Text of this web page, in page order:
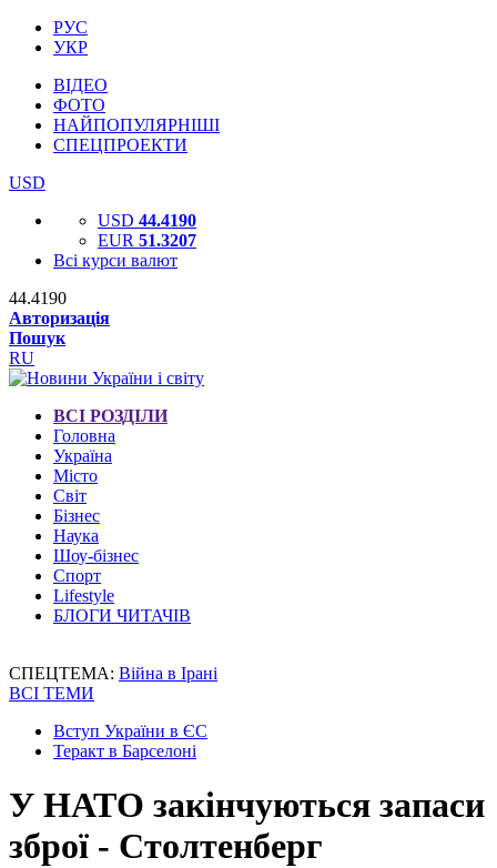
РУС
УКР
ВІДЕО
ФОТО
НАЙПОПУЛЯРНІШІ
СПЕЦПРОЕКТИ
USD
USD 44.4190
EUR 51.3207
Всі курси валют
44.4190
Авторизація
Пошук
RU
ВСІ РОЗДІЛИ
Головна
Україна
Місто
Світ
Бізнес
Наука
Шоу-бізнес
Спорт
Lifestyle
БЛОГИ ЧИТАЧІВ
СПЕЦТЕМА: Війна в Ірані
ВСІ ТЕМИ
Вступ України в ЄС
Теракт в Барселоні
У НАТО закінчуються запаси
зброї - Столтенберг